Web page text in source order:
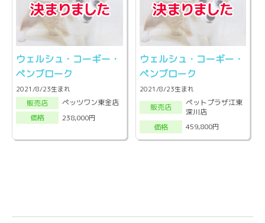
ウェルシュ・コーギー・
ペンブローク
2021/8/23生まれ
販売店
ペッツワン東金店
価格
238,000円
ウェルシュ・コーギー・
ペンブローク
2021/8/23生まれ
販売店
ペットプラザ江東
深川店
価格
459,800円